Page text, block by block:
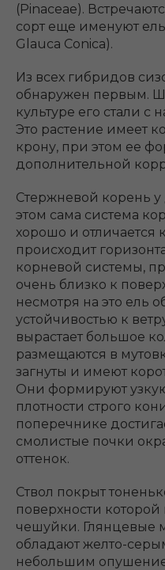
(Pinaceae).
сорт еще именуют
Glauca Conica).
Из всех гибридов
обнаружен первым.
культуре его стали с
Это растение имеет
крону, при этом ее
дополнительной
Стержневой корень
этом сама система
хорошо и отличается
происходит
корневой системы,
очень близко к
несмотря на это ель
устойчивостью к
вырастает большое
размещаются в
загнуты и имеют
Они формируют
плотности строго
поперечнике
смолистые почки
оттенок.
Ствол покрыт
поверхности
чешуйки. Глянцевые
обладают желто-
небольшим